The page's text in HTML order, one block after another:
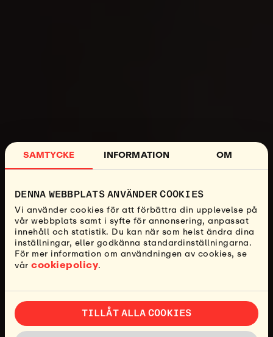
SAMTYCKE INFORMATION OM
DENNA WEBBPLATS ANVÄNDER COOKIES
Vi använder cookies för att förbättra din upplevelse på
vår webbplats samt i syfte för annonsering, anpassat
innehåll och statistik. Du kan när som helst ändra dina
inställningar, eller godkänna standardinställningarna.
För mer information om användningen av cookies, se
vår cookiepolicy.
TILLÅT ALLA COOKIES